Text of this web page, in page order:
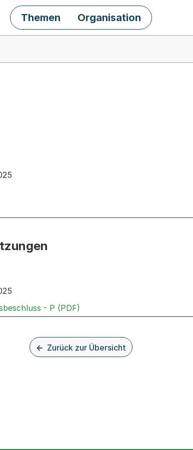
Themen Organisation
zu den Sitzungen zum Geschäft
- P (PDF)
Zurück zur Übersicht